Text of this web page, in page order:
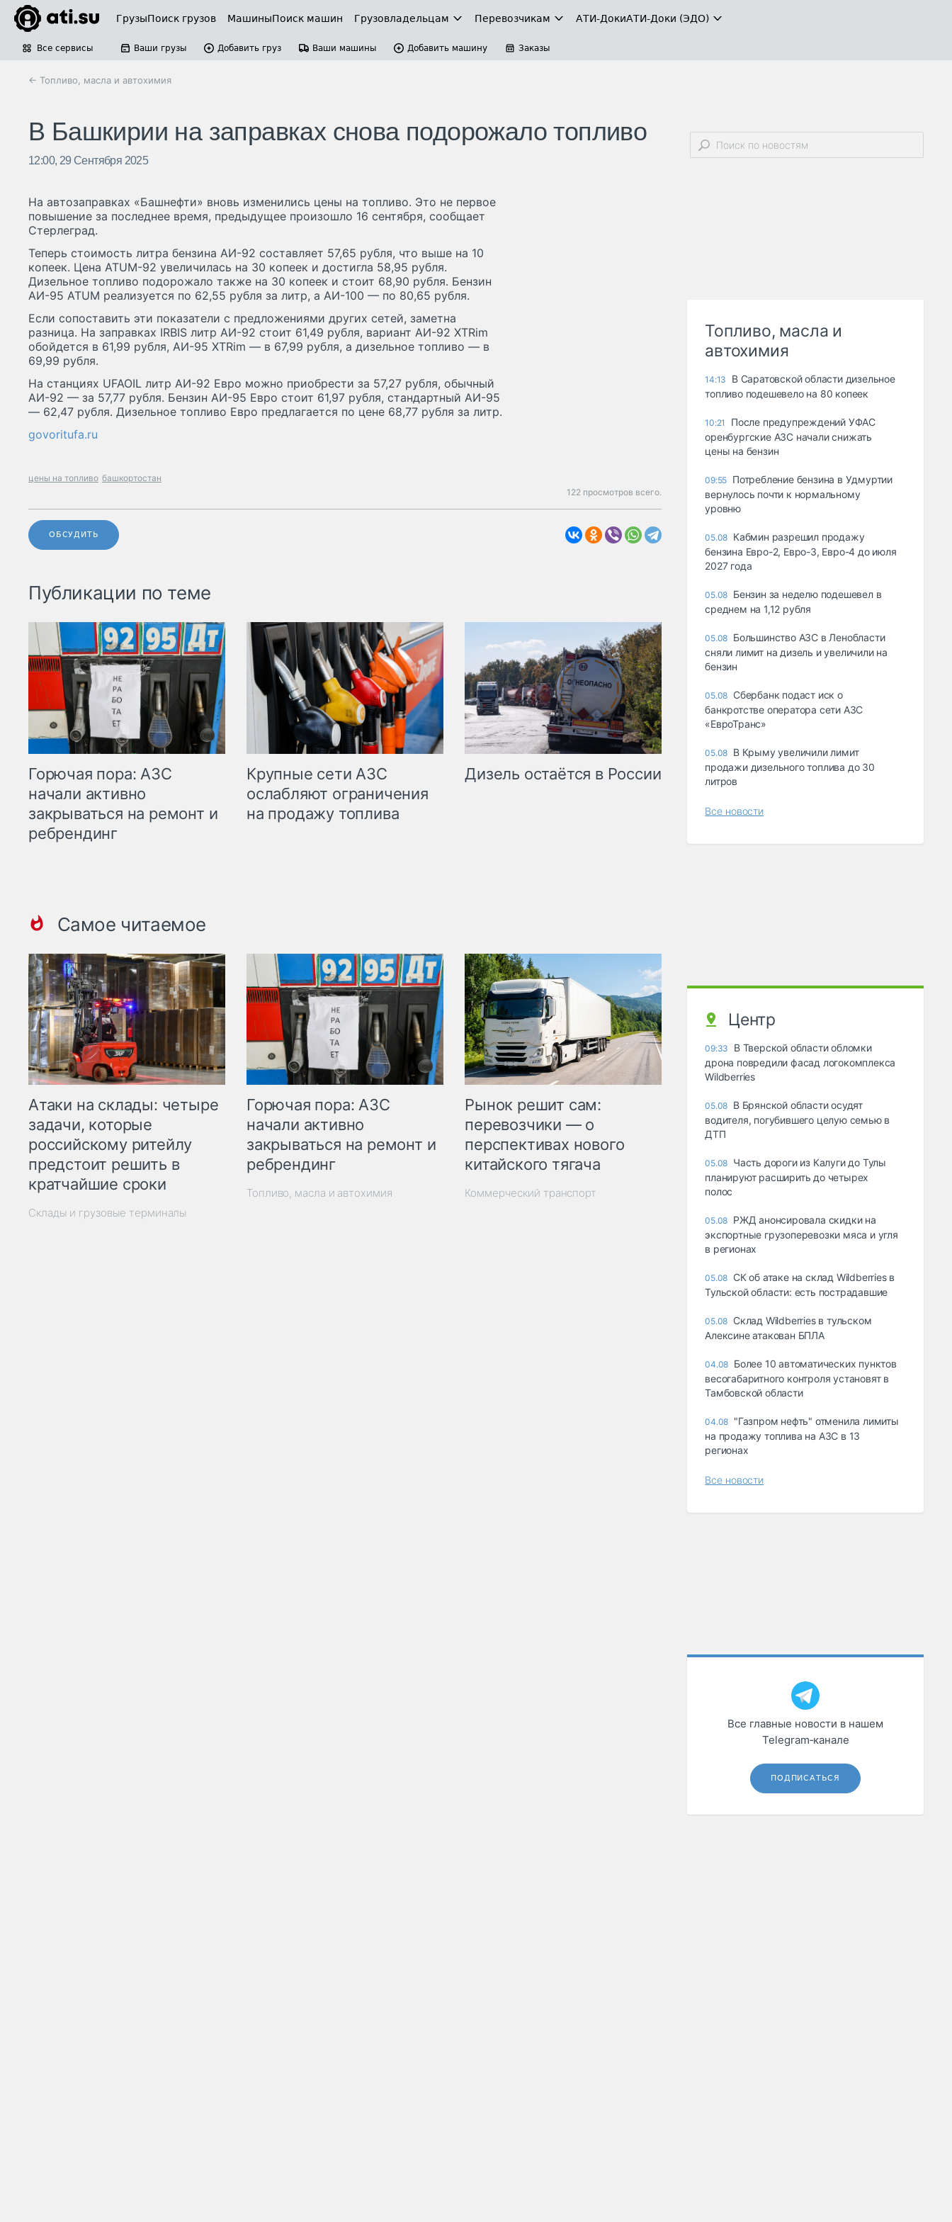
ГрузыПоиск грузов МашиныПоиск машин Грузовладельцам Перевозчикам АТИ-ДокиАТИ-Доки (ЭДО)
Все сервисы Ваши грузы Добавить груз Ваши машины Добавить машину Заказы
← Топливо, масла и автохимия
В Башкирии на заправках снова подорожало топливо
12:00, 29 Сентября 2025
На автозаправках «Башнефти» вновь изменились цены на топливо. Это не первое
повышение за последнее время, предыдущее произошло 16 сентября, сообщает
Стерлеград.
Теперь стоимость литра бензина АИ-92 составляет 57,65 рубля, что выше на 10
копеек. Цена ATUM-92 увеличилась на 30 копеек и достигла 58,95 рубля.
Дизельное топливо подорожало также на 30 копеек и стоит 68,90 рубля. Бензин
АИ-95 ATUM реализуется по 62,55 рубля за литр, а АИ-100 — по 80,65 рубля.
Если сопоставить эти показатели с предложениями других сетей, заметна
разница. На заправках IRBIS литр АИ-92 стоит 61,49 рубля, вариант АИ-92 XTRim
обойдется в 61,99 рубля, АИ-95 XTRim — в 67,99 рубля, а дизельное топливо — в
69,99 рубля.
На станциях UFAOIL литр АИ-92 Евро можно приобрести за 57,27 рубля, обычный
АИ-92 — за 57,77 рубля. Бензин АИ-95 Евро стоит 61,97 рубля, стандартный АИ-95
— 62,47 рубля. Дизельное топливо Евро предлагается по цене 68,77 рубля за литр.
govoritufa.ru
цены на топливо башкортостан
122 просмотров всего.
ОБСУДИТЬ
Публикации по теме
Горючая пора: АЗС
начали активно
закрываться на ремонт и
ребрендинг
Крупные сети АЗС
ослабляют ограничения
на продажу топлива
Дизель остаётся в России
Самое читаемое
Атаки на склады: четыре
задачи, которые
российскому ритейлу
предстоит решить в
кратчайшие сроки
Склады и грузовые терминалы
Горючая пора: АЗС
начали активно
закрываться на ремонт и
ребрендинг
Топливо, масла и автохимия
Рынок решит сам:
перевозчики — о
перспективах нового
китайского тягача
Коммерческий транспорт
Топливо, масла и
автохимия
14:13
В Саратовской области дизельное
топливо подешевело на 80 копеек
10:21
После предупреждений УФАС
оренбургские АЗС начали снижать
цены на бензин
09:55 Потребление бензина в Удмуртии
вернулось почти к нормальному
уровню
05.08 Кабмин разрешил продажу
бензина Евро-2, Евро-3, Евро-4 до июля
2027 года
05.08 Бензин за неделю подешевел в
среднем на 1,12 рубля
05.08 Большинство АЗС в Ленобласти
сняли лимит на дизель и увеличили на
бензин
05.08 Сбербанк подаст иск о
банкротстве оператора сети АЗС
«ЕвроТранс»
05.08 В Крыму увеличили лимит
продажи дизельного топлива до 30
литров
Все новости
Центр
09:33
В Тверской области обломки
дрона повредили фасад логокомплекса
Wildberries
05.08 В Брянской области осудят
водителя, погубившего целую семью в
ДТП
05.08 Часть дороги из Калуги до Тулы
планируют расширить до четырех
полос
05.08 РЖД анонсировала скидки на
экспортные грузоперевозки мяса и угля
в регионах
05.08 СК об атаке на склад Wildberries в
Тульской области: есть пострадавшие
05.08 Склад Wildberries в тульском
Алексине атакован БПЛА
04.08 Более 10 автоматических пунктов
весогабаритного контроля установят в
Тамбовской области
04.08 "Газпром нефть" отменила лимиты
на продажу топлива на АЗС в 13
регионах
Все новости
Все главные новости в нашем
Telegram‑канале
ПОДПИСАТЬСЯ